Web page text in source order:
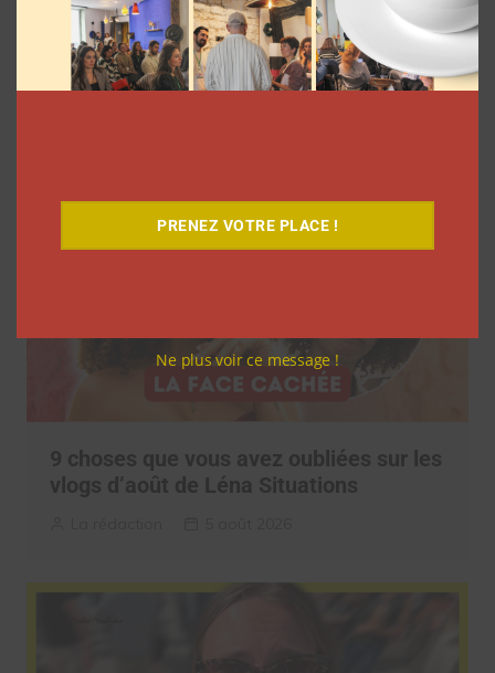
7 séries sur les influenceurs et les
réseaux sociaux à regarder cet été sur
Netflix
9 choses que vous avez oubliées sur les
vlogs d’août de Léna Situations
PRENEZ VOTRE PLACE !
Ne plus voir ce message !